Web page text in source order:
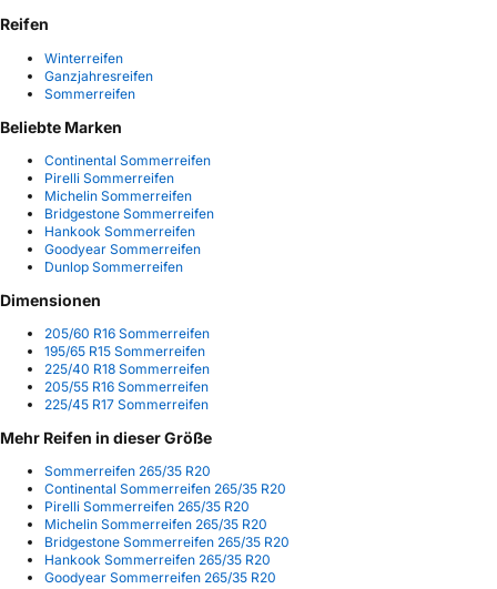
Reifen
Winterreifen
Ganzjahresreifen
Sommerreifen
Beliebte Marken
Continental Sommerreifen
Pirelli Sommerreifen
Michelin Sommerreifen
Bridgestone Sommerreifen
Hankook Sommerreifen
Goodyear Sommerreifen
Dunlop Sommerreifen
Dimensionen
205/60 R16 Sommerreifen
195/65 R15 Sommerreifen
225/40 R18 Sommerreifen
205/55 R16 Sommerreifen
225/45 R17 Sommerreifen
Mehr Reifen in dieser Größe
Sommerreifen 265/35 R20
Continental Sommerreifen 265/35 R20
Pirelli Sommerreifen 265/35 R20
Michelin Sommerreifen 265/35 R20
Bridgestone Sommerreifen 265/35 R20
Hankook Sommerreifen 265/35 R20
Goodyear Sommerreifen 265/35 R20